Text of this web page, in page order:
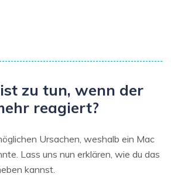
zu tun, wenn der
reagiert?
Ursachen, weshalb ein Mac
Lass uns nun erklären, wie du das
kannst.